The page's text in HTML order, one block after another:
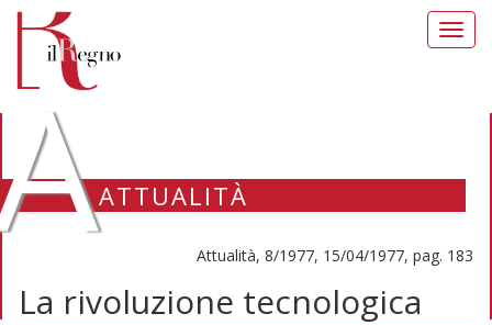
ATTUALITÀ
Attualità, 8/1977, 15/04/1977, pag. 183
La rivoluzione tecnologica